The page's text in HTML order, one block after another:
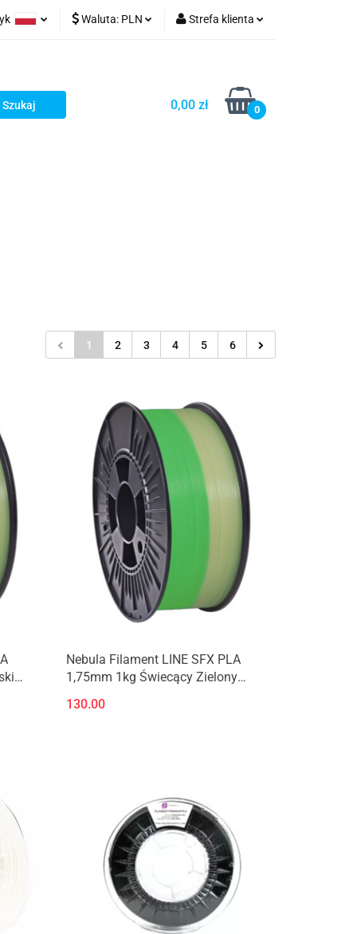
Waluta: PLN Strefa klienta
Zarejestruj się
Dodaj zgłoszenie
0,00 zł 0
wydruk
1 2 3 4 5 6
Produkt niedostępny
Nebula Filament LINE SFX PLA
1,75mm 1kg Świecący Zielony
130.00